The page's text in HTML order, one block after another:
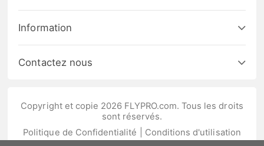
Information
Contactez nous
Copyright et copie 2026 FLYPRO.com. Tous les droits
sont réservés.
Politique de Confidentialité
Conditions d'utilisation